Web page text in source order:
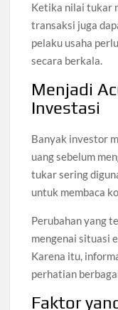
Ketika nilai tukar
transaksi juga
pelaku usaha
secara berkala.
Menjadi
Investasi
Banyak investor
uang sebelum
tukar sering
untuk membaca
Perubahan yang
mengenai situasi
Karena itu,
perhatian
Faktor